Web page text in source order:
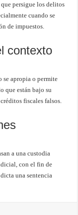
persigue los delitos
cuando se
de impuestos.
contexto
apropia o permite
que están bajo su
fiscales falsos.
a una custodia
con el fin de
una sentencia